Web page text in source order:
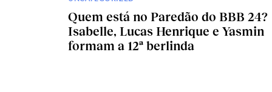
Quem está no Paredão do BBB 24?
Isabelle, Lucas Henrique e Yasmin
formam a 12ª berlinda